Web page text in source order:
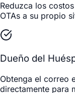
Reduzca los
OTAs a su propio
Dueño del
Obtenga el correo
directamente para